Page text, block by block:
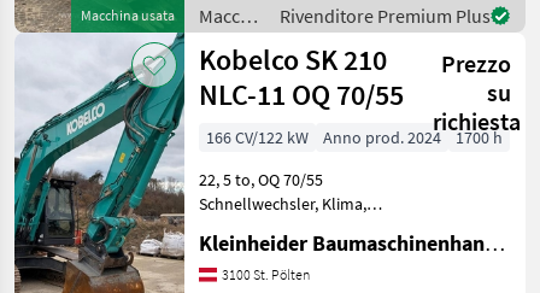
Macchina usata
geschraubten
GummipadsKob Ma
Macchine
edili /
Kobelco
Rivenditore Premium Plus
Kobelco SK 210
NLC-11 OQ 70/55
Prezzo
su
richiesta
166 CV/122 kW Anno prod. 2024
1700 h
22, 5 to, OQ 70/55
Schnellwechsler, Klima,
edili Escavatori cingolati
Kleinheider Baumaschinenhandel GmbH.
3100 St. Pölten